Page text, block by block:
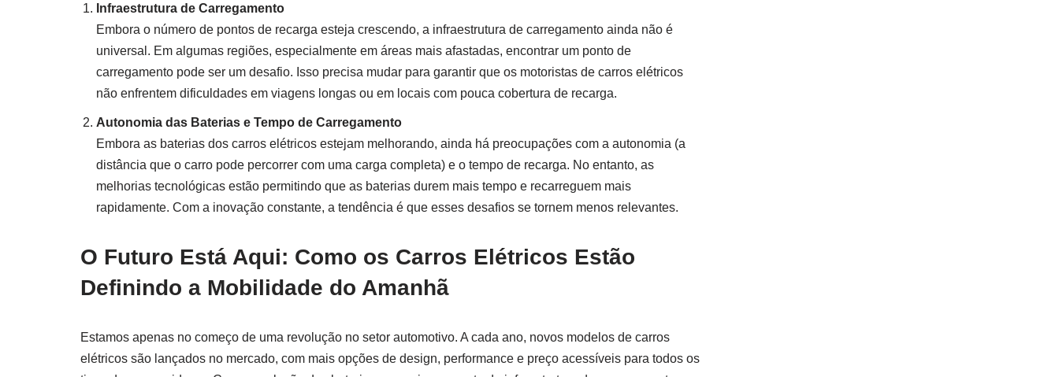
Infraestrutura de Carregamento
Embora o número de pontos de recarga esteja crescendo, a infraestrutura de carregamento ainda não é
universal. Em algumas regiões, especialmente em áreas mais afastadas, encontrar um ponto de
carregamento pode ser um desafio. Isso precisa mudar para garantir que os motoristas de carros elétricos
não enfrentem dificuldades em viagens longas ou em locais com pouca cobertura de recarga.
Autonomia das Baterias e Tempo de Carregamento
Embora as baterias dos carros elétricos estejam melhorando, ainda há preocupações com a autonomia (a
distância que o carro pode percorrer com uma carga completa) e o tempo de recarga. No entanto, as
melhorias tecnológicas estão permitindo que as baterias durem mais tempo e recarreguem mais
rapidamente. Com a inovação constante, a tendência é que esses desafios se tornem menos relevantes.
O Futuro Está Aqui: Como os Carros Elétricos Estão
Definindo a Mobilidade do Amanhã
Estamos apenas no começo de uma revolução no setor automotivo. A cada ano, novos modelos de carros
elétricos são lançados no mercado, com mais opções de design, performance e preço acessíveis para todos os